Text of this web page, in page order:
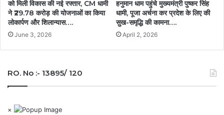
को मिली विकास की नई रफ्तार, CM धामी
ने ₹29.78 करोड़ की योजनाओं का किया
लोकार्पण और शिलान्यास….
June 3, 2026
हनुमान धाम पहुंचे मुख्यमंत्री पुष्कर सिंह
धामी, पूजा अर्चना कर प्रदेश के लिए की
सुख-समृद्धि की कामना….
April 2, 2026
RO. No :- 13895/ 120
×